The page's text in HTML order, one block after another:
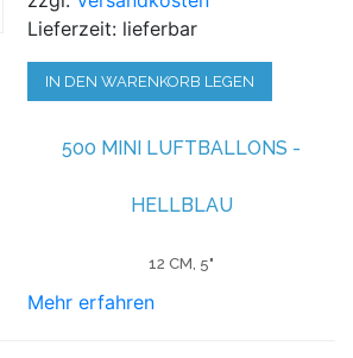
Lieferzeit: lieferbar
IN DEN WARENKORB LEGEN
500 MINI LUFTBALLONS -
HELLBLAU
12 CM, 5"
Mehr erfahren